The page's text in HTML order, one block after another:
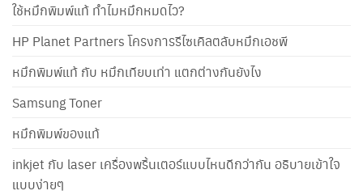
ใช้หมึกพิมพ์แท้ ทำไมหมึกหมดไว?
HP Planet Partners โครงการรีไซเคิลตลับหมึกเอชพี
หมึกพิมพ์แท้ กับ หมึกเทียบเท่า แตกต่างกันยังไง
Samsung Toner
หมึกพิมพ์ของแท้
inkjet กับ laser เครื่องพริ้นเตอร์แบบไหนดีกว่ากัน อธิบายเข้าใจ
แบบง่ายๆ